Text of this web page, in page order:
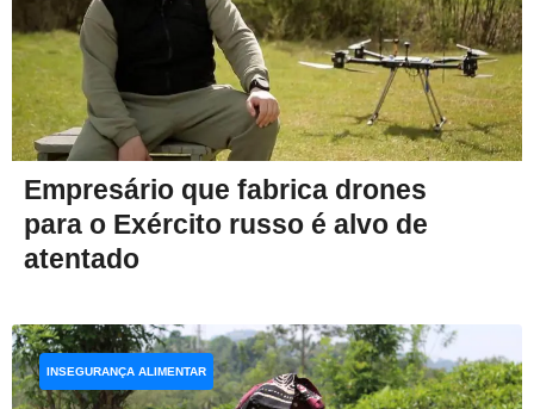
Empresário que fabrica drones
para o Exército russo é alvo de
atentado
INSEGURANÇA ALIMENTAR